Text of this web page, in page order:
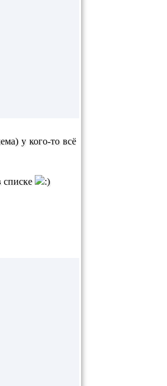
у кого-то всё
списке